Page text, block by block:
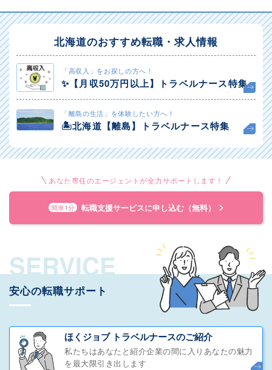
北海道のおすすめ転職・求人情報
「高収入」をお探しの方へ！
✨️【月収50万円以上】トラベルナース特集
「離島の生活」を体験したい方へ！
🏝️北海道【離島】トラベルナース特集
あなた専任のエージェントが全力サポートします！
簡単1分 転職支援サービスに申し込む（無料）
SERVICE
安心の転職サポート
ほくジョブ トラベルナースのご紹介
私たちはあなたと紹介企業の間に入りあなたの魅力
を最大限引き出します